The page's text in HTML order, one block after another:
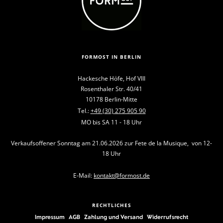
FORMOST IN BERLIN
Hackesche Höfe, Hof VIII
Rosenthaler Str. 40/41
10178 Berlin-Mitte
Tel.:+49 (30) 275 905 90
MO bis SA 11 - 18 Uhr
Verkaufsoffener Sonntag am 21.06.2026 zur Fete de la Musique, von 12-
18 Uhr
E-Mail: kontakt@formost.de
RECHTLICHES
Impressum AGB Zahlung und Versand Widerrufsrecht